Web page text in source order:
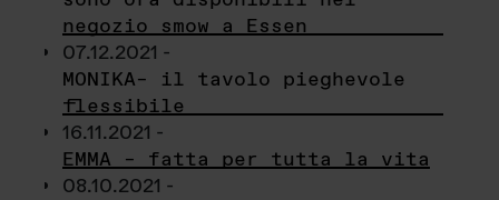
negozio smow a Essen
07.12.2021 -
MONIKA– il tavolo pieghevole
flessibile
16.11.2021 -
EMMA – fatta per tutta la vita
08.10.2021 -